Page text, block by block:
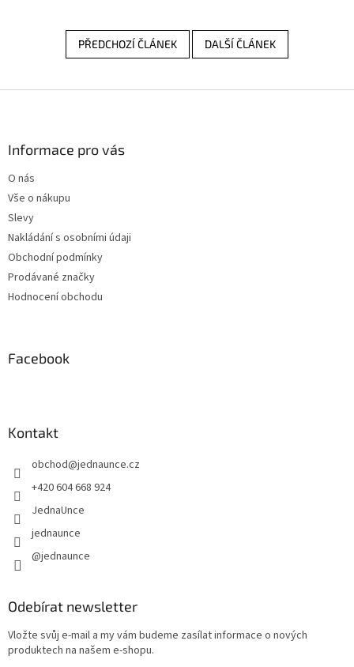
PŘEDCHOZÍ ČLÁNEK DALŠÍ ČLÁNEK
Informace pro vás
O nás
Vše o nákupu
Slevy
Nakládání s osobními údaji
Obchodní podmínky
Prodávané značky
Hodnocení obchodu
Facebook
Kontakt
obchod@jednaunce.cz
+420 604 668 924
JednaUnce
jednaunce
@jednaunce
Odebírat newsletter
Vložte svůj e-mail a my vám budeme zasílat informace o nových
produktech na našem e-shopu.